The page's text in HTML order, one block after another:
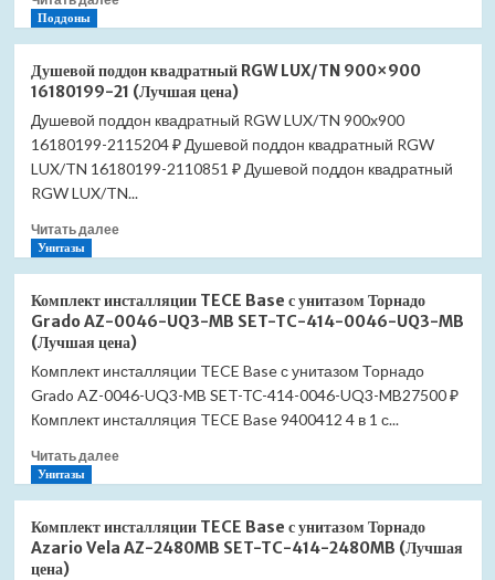
поддон
полукруглый
RGW
LUX/TN-
P
800×800
41
Поддоны
Душевой поддон квадратный RGW LUX/TN 900×900
16180199-21 (Лучшая цена)
Душевой поддон квадратный RGW LUX/TN 900x900
16180199-2115204 ₽ Душевой поддон квадратный RGW
LUX/TN 16180199-2110851 ₽ Душевой поддон квадратный
RGW LUX/TN...
Читать далееПрочитать
поддон
квадратный
RGW
LUX/TN
900×900
16180199-
(Лучшая
Унитазы
Комплект инсталляции TECE Base с унитазом Торнадо
Grado AZ-0046-UQ3-MB SET-TC-414-0046-UQ3-MB
(Лучшая цена)
Комплект инсталляции TECE Base с унитазом Торнадо
Grado AZ-0046-UQ3-MB SET-TC-414-0046-UQ3-MB27500 ₽
Комплект инсталляция TECE Base 9400412 4 в 1 с...
Читать далееПрочитать
инсталляции
TECE
Унитазы
Комплект инсталляции TECE Base с унитазом Торнадо
Azario Vela AZ-2480MB SET-TC-414-2480MB (Лучшая
цена)